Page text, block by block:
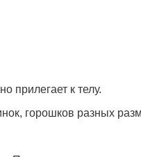
прилегает к телу.
горошков разных